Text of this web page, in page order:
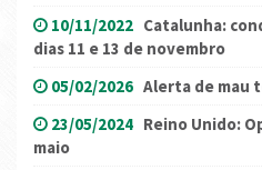
10/11/2022 Catalunha:
dias 11 e 13 de novembro
05/02/2026 Alerta de mau
23/05/2024 Reino Unido:
maio